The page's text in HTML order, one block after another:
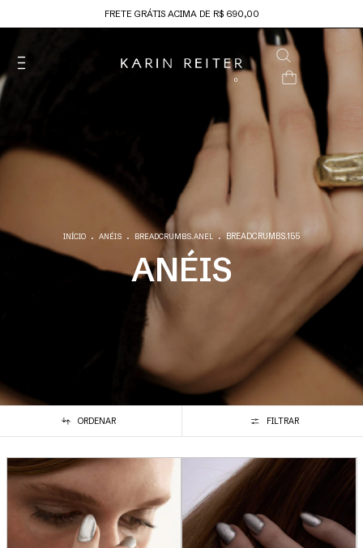
FRETE GRÁTIS ACIMA DE R$ 690,00
0
INÍCIO . ANÉIS . BREADCRUMBS.ANEL . BREADCRUMBS.155
ANÉIS
ORDENAR FILTRAR